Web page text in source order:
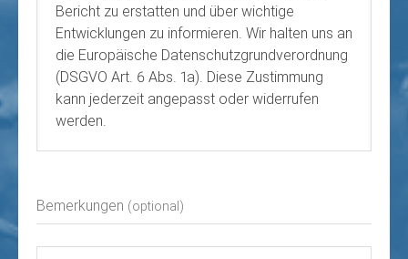
Bericht zu erstatten und über wichtige
Entwicklungen zu informieren. Wir halten uns an
die Europäische Datenschutzgrundverordnung
(DSGVO Art. 6 Abs. 1a). Diese Zustimmung
kann jederzeit angepasst oder widerrufen
werden.
Bemerkungen (optional)